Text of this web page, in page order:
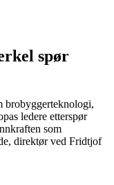
spør
brobyggerteknologi,
ledere etterspør
som
direktør ved Fridtjof